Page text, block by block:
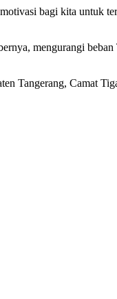
bagi kita untuk
mengurangi
Tangerang, Camat